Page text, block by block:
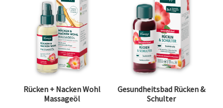
Rücken + Nacken Wohl
Massageöl
Gesundheitsbad Rücken &
Schulter